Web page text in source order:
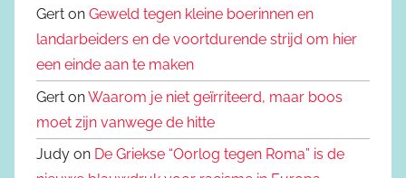
Gert on Geweld tegen kleine boerinnen en
landarbeiders en de voortdurende strijd om hier
een einde aan te maken
Gert onWaarom je niet geïrriteerd, maar boos
moet zijn vanwege de hitte
Judy on De Griekse “Oorlog tegen Roma” is de